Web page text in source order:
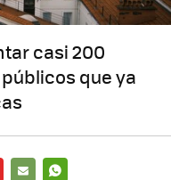
casi 200
que ya